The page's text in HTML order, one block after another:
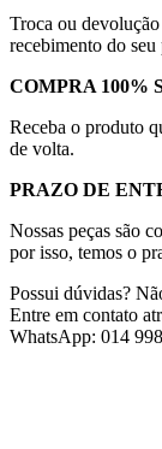
Troca ou
recebimento do seu
COMPRA 100%
Receba o produto
de volta.
PRAZO DE
Nossas peças são
por isso, temos o
Possui dúvidas?
Entre em contato
WhatsApp: 014